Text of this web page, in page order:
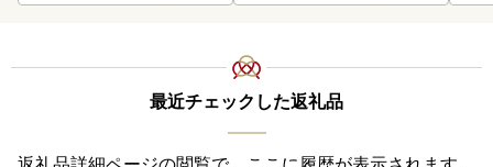
最近チェックした返礼品